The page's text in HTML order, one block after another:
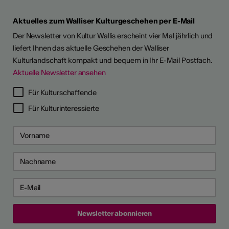
Aktuelles zum Walliser Kulturgeschehen per E-Mail
Der Newsletter von Kultur Wallis erscheint vier Mal jährlich und
liefert Ihnen das aktuelle Geschehen der Walliser
Kulturlandschaft kompakt und bequem in Ihr E-Mail Postfach.
Aktuelle Newsletter ansehen
Für Kulturschaffende
Für Kulturinteressierte